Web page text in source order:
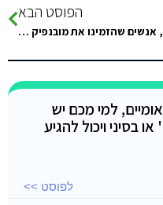
הפוסט הבא
היי, אנשים שהזמינו את מובנפיק דרך בוקינג – אם אני מציג במעבר הגבול הישראלי את הוואוצ'ר, צריך לשלם אגרה בכל זאת?…
למי מכם יש
בסיני ויכול להגיע
לפוסט >>